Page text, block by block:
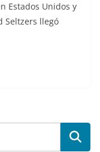
Estados Unidos y
Seltzers llegó